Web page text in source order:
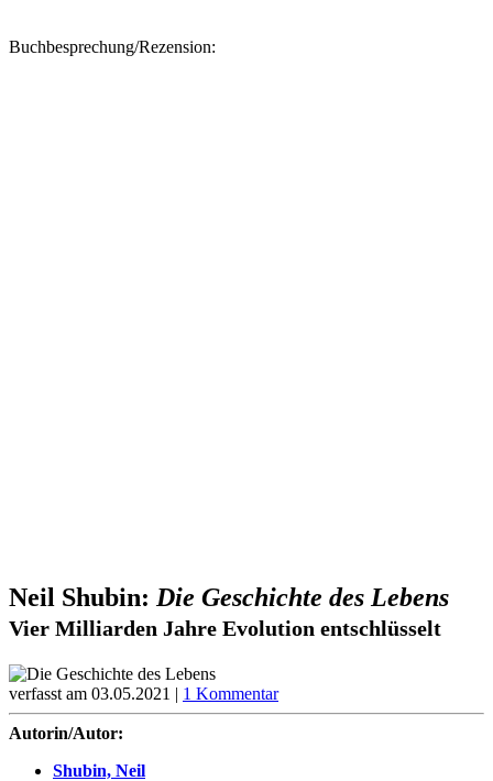
Buchbesprechung/Rezension:
Neil Shubin: Die Geschichte des Lebens
Vier Milliarden Jahre Evolution entschlüsselt
verfasst am 03.05.2021 | 1 Kommentar
Autorin/Autor:
Shubin, Neil